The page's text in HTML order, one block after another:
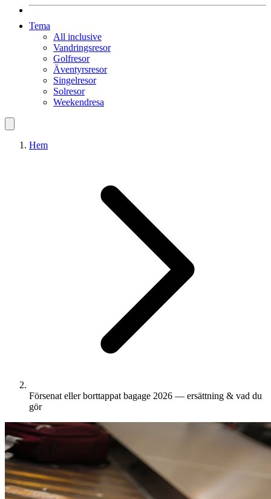
Tema
All inclusive
Vandringsresor
Golfresor
Äventyrsresor
Singelresor
Solresor
Weekendresa
Hem
Försenat eller borttappat bagage 2026 — ersättning & vad du
gör